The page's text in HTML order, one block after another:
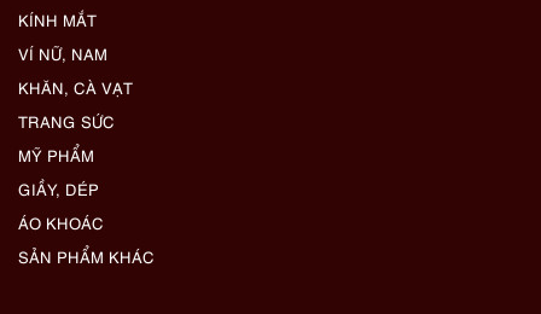
KÍNH MẮT
VÍ NỮ, NAM
KHĂN, CÀ VẠT
TRANG SỨC
MỸ PHẨM
GIẦY, DÉP
ÁO KHOÁC
SẢN PHẨM KHÁC